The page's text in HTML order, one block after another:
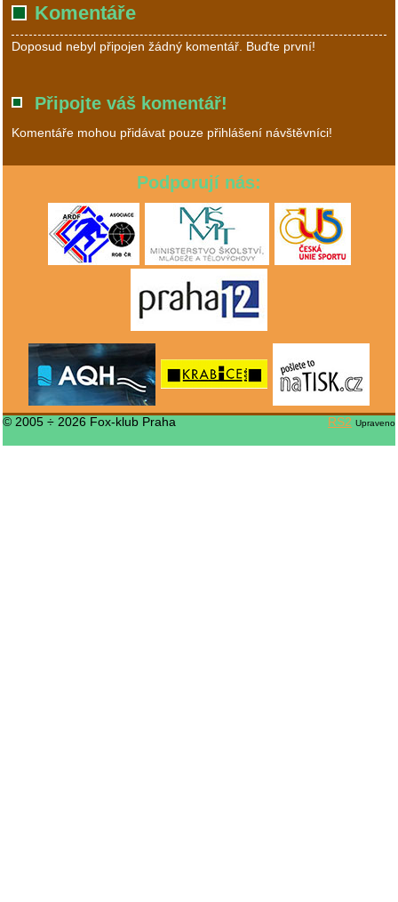
Komentáře
Doposud nebyl připojen žádný komentář. Buďte první!
Připojte váš komentář!
Komentáře mohou přidávat pouze přihlášení návštěvníci!
Podporují nás:
© 2005 ÷ 2026 Fox-klub Praha RS2 Upraveno